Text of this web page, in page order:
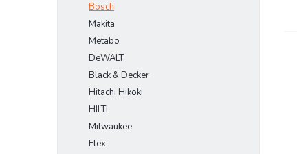
Bosch
Makita
Metabo
DeWALT
Black & Decker
Hitachi Hikoki
HILTI
Milwaukee
Flex